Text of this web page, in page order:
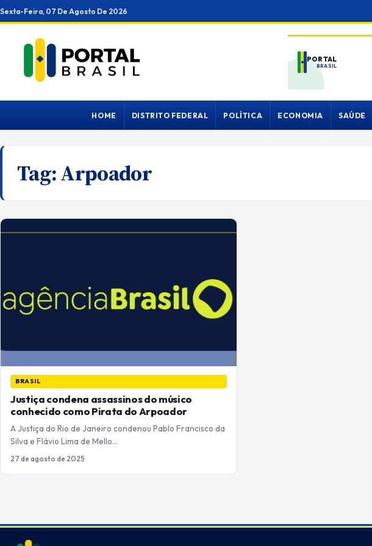
Ir
para
conteúdo
Sexta-Feira, 07 De Agosto De 2026
PORTAL
BRASIL
HOME DISTRITO FEDERAL POLÍTICA ECONOMIA SAÚDE
Tag:Arpoador
BRASIL
Justiça condena assassinos do músico
conhecido como Pirata do Arpoador
A Justiça do Rio de Janeiro condenou Pablo Francisco da
Silva e Flávio Lima de Mello…
27 de agosto de 2025